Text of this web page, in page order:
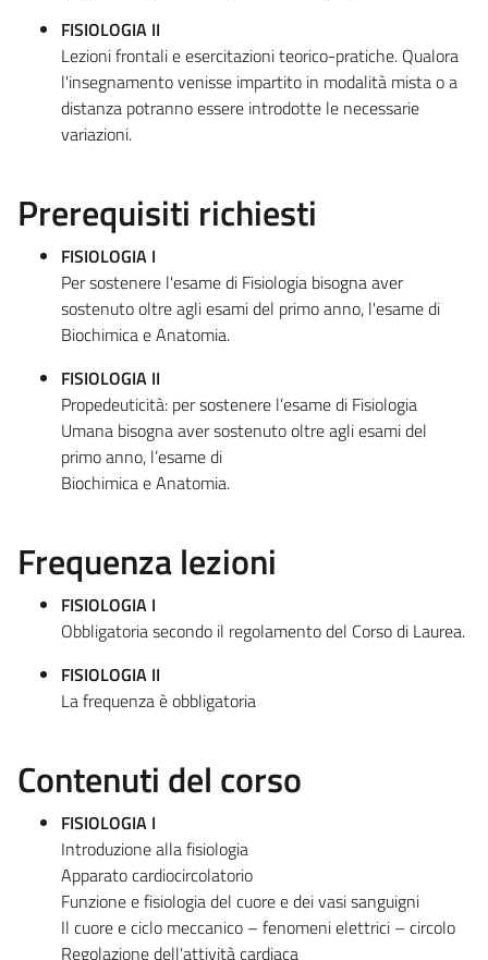
FISIOLOGIA II
Lezioni frontali e esercitazioni teorico-pratiche. Qualora
l'insegnamento venisse impartito in modalità mista o a
distanza potranno essere introdotte le necessarie
variazioni.
Prerequisiti richiesti
FISIOLOGIA I
Per sostenere l'esame di Fisiologia bisogna aver
sostenuto oltre agli esami del primo anno, l'esame di
Biochimica e Anatomia.
FISIOLOGIA II
Propedeuticità: per sostenere l’esame di Fisiologia
Umana bisogna aver sostenuto oltre agli esami del
primo anno, l’esame di
Biochimica e Anatomia.
Frequenza lezioni
FISIOLOGIA I
Obbligatoria secondo il regolamento del Corso di Laurea.
FISIOLOGIA II
La frequenza è obbligatoria
Contenuti del corso
FISIOLOGIA I
Introduzione alla fisiologia
Apparato cardiocircolatorio
Funzione e fisiologia del cuore e dei vasi sanguigni
Il cuore e ciclo meccanico – fenomeni elettrici – circolo
Regolazione dell'attività cardiaca